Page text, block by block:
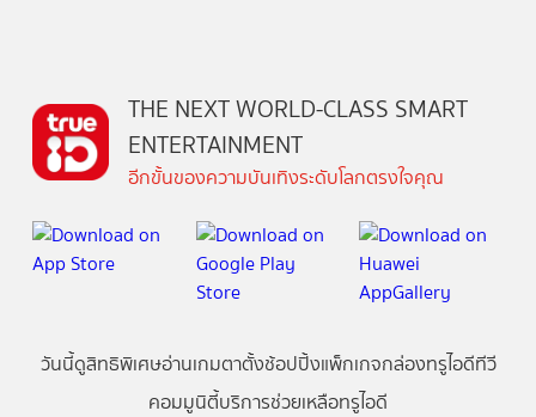
THE NEXT WORLD-CLASS SMART
ENTERTAINMENT
อีกขั้นของความบันเทิงระดับโลกตรงใจคุณ
วันนี้ดูสิทธิพิเศษอ่านเกมตาตั้งช้อปปิ้งแพ็กเกจกล่องทรูไอดีทีวี
คอมมูนิตี้บริการช่วยเหลือทรูไอดี